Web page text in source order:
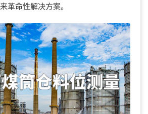
革命性解决方案。